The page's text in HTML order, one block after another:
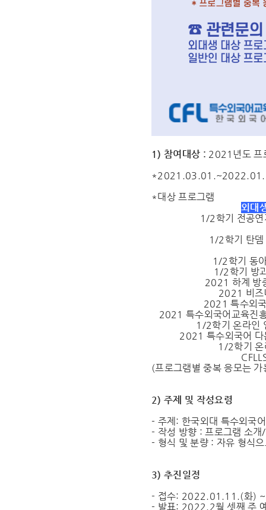
1) 참여대상 : 2021년도 프
*대상 프로그램
외대
1/2학기 전공
1/2학기 탄
1/2학기 동
1/2학기 방
2021 하계 방
2021 비즈
2021 특수외
2021 특수외국어교육진
1/2학기 온라인
2021 특수외국어 다
1/2학기 온
(프로그램별 중복 응모는
2) 주제 및 작성요령
- 주제: 한국외대 특수외국
- 작성 방향 : 프로그램 소
- 형식 및 분량 : 자유 형식
3) 추진일정
- 접수: 2022.01.11.(화)
- 발표: 2022.2월 셋째 주